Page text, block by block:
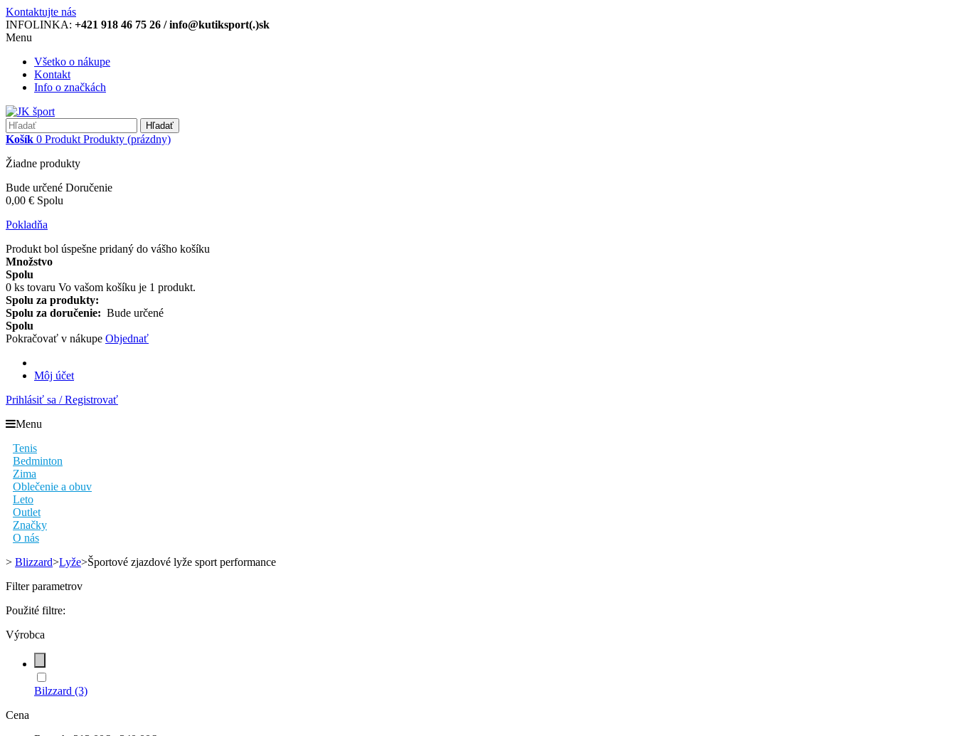
Kontaktujte nás
INFOLINKA: +421 918 46 75 26 / info@kutiksport(.)sk
Menu
Všetko o nákupe
Kontakt
Info o značkách
Hľadať
Košík 0 Produkt Produkty (prázdny)
Žiadne produkty
Bude určené Doručenie
0,00 € Spolu
Pokladňa
Produkt bol úspešne pridaný do vášho košíku
Množstvo
Spolu
0 ks tovaru Vo vašom košíku je 1 produkt.
Spolu za produkty:
Spolu za doručenie: Bude určené
Spolu
Pokračovať v nákupe Objednať
Môj účet
Prihlásiť sa / Registrovať
Menu
Tenis
Bedminton
Zima
Oblečenie a obuv
Leto
Outlet
Značky
O nás
> Blizzard>Lyže>Športové zjazdové lyže sport performance
Filter parametrov
Použité filtre:
Výrobca
Bilzzard (3)
Cena